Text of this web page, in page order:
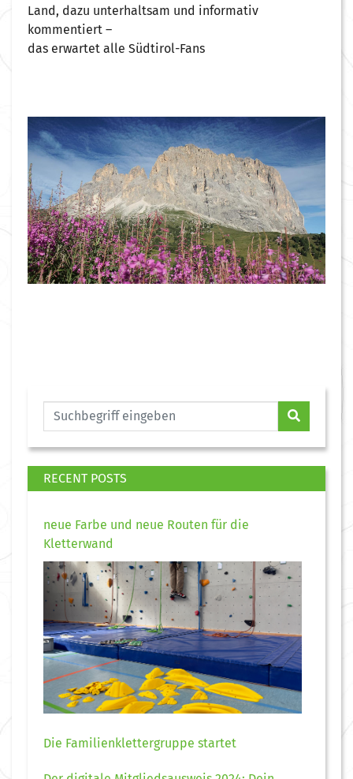
Land, dazu unterhaltsam und informativ
kommentiert –
das erwartet alle Südtirol-Fans
RECENT POSTS
neue Farbe und neue Routen für die
Kletterwand
Die Familienklettergruppe startet